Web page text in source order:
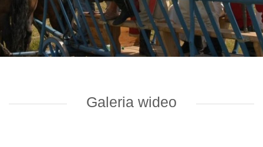
Galeria wideo